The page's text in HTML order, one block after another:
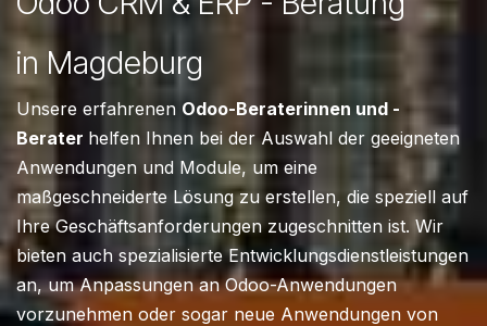
in Magdeburg
Unsere erfahrenen Odoo-Beraterinnen und -
Berater helfen Ihnen bei der Auswahl der geeigneten
Anwendungen und Module, um eine
maßgeschneiderte Lösung zu erstellen, die speziell auf
Ihre Geschäftsanforderungen zugeschnitten ist. Wir
bieten auch spezialisierte Entwicklungsdienstleistungen
an, um Anpassungen an Odoo-Anwendungen
vorzunehmen oder sogar neue Anwendungen von